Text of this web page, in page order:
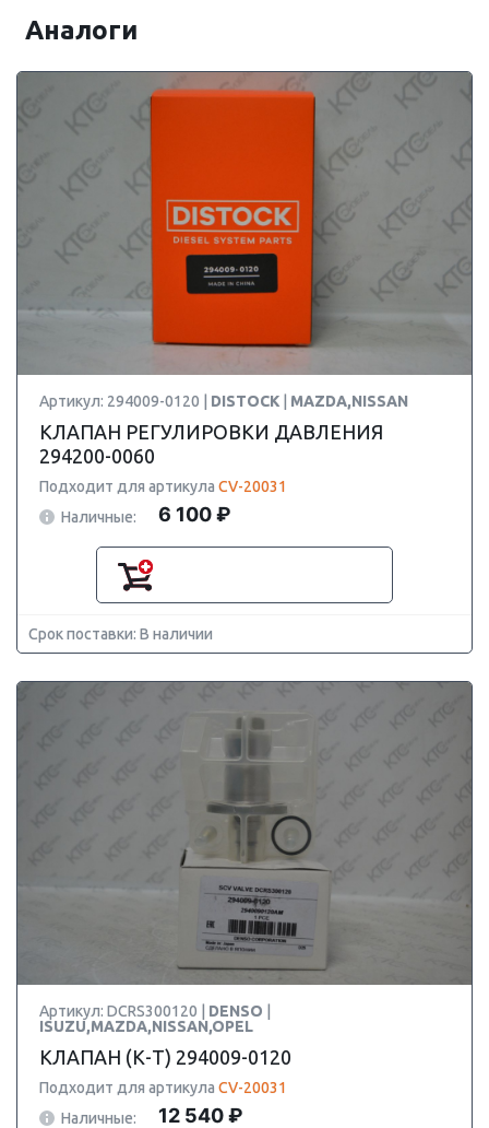
Аналоги
Артикул: 294009-0120 | DISTOCK MAZDA,NISSAN
КЛАПАН РЕГУЛИРОВКИ ДАВЛЕНИЯ
294200-0060
Подходит для артикула CV-20031
Наличные:
6 100 ₽
Срок поставки: В наличии
Артикул: DCRS300120 | DENSO
ISUZU,MAZDA,NISSAN,OPEL
КЛАПАН (К-Т) 294009-0120
Подходит для артикула CV-20031
Наличные:
12 540 ₽